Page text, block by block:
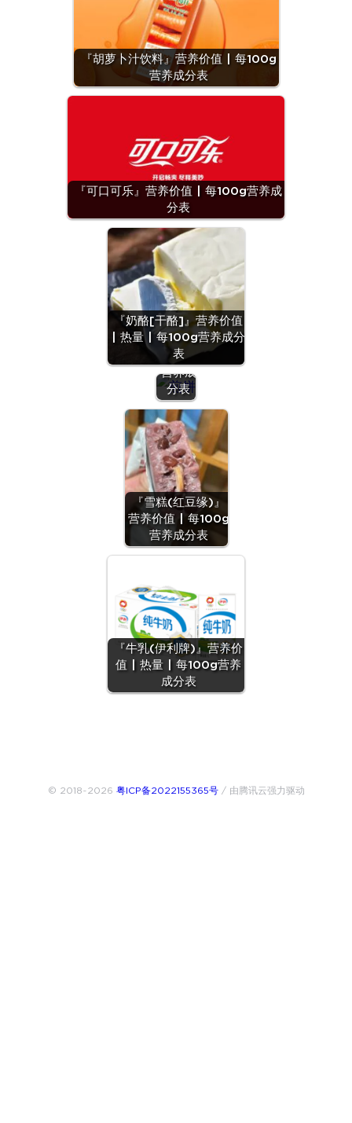
『胡萝卜汁饮料』营养价值 | 每100g
营养成分表
『可口可乐』营养价值 | 每100g营养成
分表
『奶酪[干酪]』营养价值
| 热量 | 每100g营养成分
表
『煎
饼』营
养价值
| 每
100g
营养成
分表
『雪糕(红豆缘)』
营养价值 | 每100g
营养成分表
『牛乳(伊利牌)』营养价
值 | 热量 | 每100g营养
成分表
© 2018~2026 粤ICP备2022155365号/ 由腾讯云强力驱动